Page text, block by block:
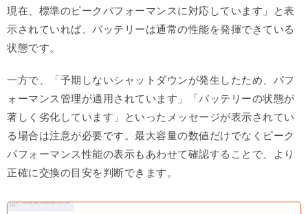
現在、標準のピークパフォーマンスに対応しています」と表
示されていれば、バッテリーは通常の性能を発揮できている
状態です。
一方で、「予期しないシャットダウンが発生したため、パフ
ォーマンス管理が適用されています」「バッテリーの状態が
著しく劣化しています」といったメッセージが表示されてい
る場合は注意が必要です。最大容量の数値だけでなくピーク
パフォーマンス性能の表示もあわせて確認することで、より
正確に交換の目安を判断できます。